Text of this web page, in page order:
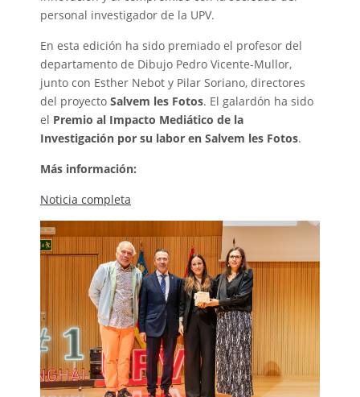
personal investigador de la UPV.
En esta edición ha sido premiado el profesor del
departamento de Dibujo Pedro Vicente-Mullor,
junto con Esther Nebot y Pilar Soriano, directores
del proyecto Salvem les Fotos. El galardón ha sido
el Premio al Impacto Mediático de la
Investigación por su labor en Salvem les Fotos.
Más información:
Noticia completa